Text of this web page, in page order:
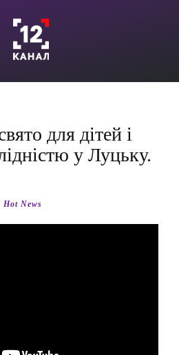
для дітей і
у Луцьку.
Hot News